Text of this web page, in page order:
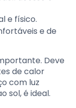
e físico.
e de
Deve
de calor
com luz
sol, é ideal.